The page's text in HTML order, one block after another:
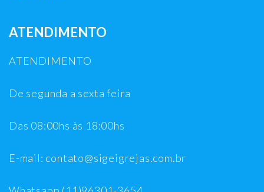
ATENDIMENTO
ATENDIMENTO
De segunda a sexta feira
Das 08:00hs às 18:00hs
E-mail: contato@sigeigrejas.com.br